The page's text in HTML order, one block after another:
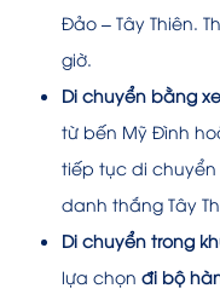
Đảo – Tây Thiên.
giờ.
Di chuyển bằng
từ bến Mỹ Đình
tiếp tục di
danh thắng Tây
Di chuyển trong
lựa chọn đi bộ